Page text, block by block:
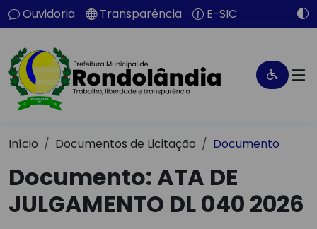
Ouvidoria Transparência E-SIC
Início Documentos de Licitação Documento
Documento: ATA DE
JULGAMENTO DL 040 2026